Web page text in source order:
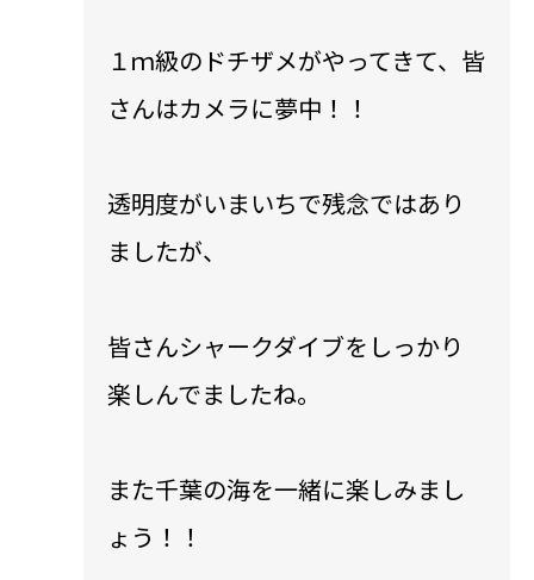
１ｍ級のドチザメがやってきて、皆
さんはカメラに夢中！！
透明度がいまいちで残念ではあり
ましたが、
皆さんシャークダイブをしっかり
楽しんでましたね。
また千葉の海を一緒に楽しみまし
ょう！！